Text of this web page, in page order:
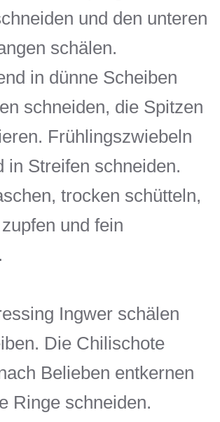
und den unteren
schälen.
in dünne Scheiben
schneiden, die Spitzen
Frühlingszwiebeln
in Streifen schneiden.
trocken schütteln,
und fein
Ingwer schälen
Die Chilischote
Belieben entkernen
Ringe schneiden.